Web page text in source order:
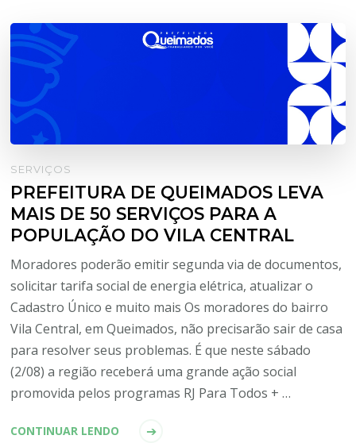
SERVIÇOS
PREFEITURA DE QUEIMADOS LEVA
MAIS DE 50 SERVIÇOS PARA A
POPULAÇÃO DO VILA CENTRAL
Moradores poderão emitir segunda via de documentos,
solicitar tarifa social de energia elétrica, atualizar o
Cadastro Único e muito mais Os moradores do bairro
Vila Central, em Queimados, não precisarão sair de casa
para resolver seus problemas. É que neste sábado
(2/08) a região receberá uma grande ação social
promovida pelos programas RJ Para Todos + …
CONTINUAR LENDO